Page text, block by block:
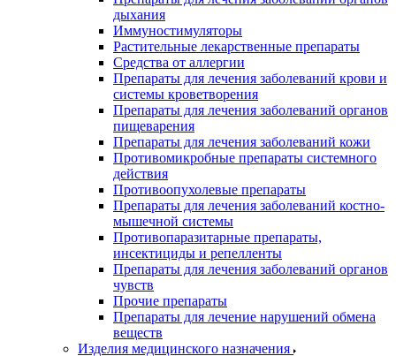
дыхания
Иммуностимуляторы
Растительные лекарственные препараты
Средства от аллергии
Препараты для лечения заболеваний крови и
системы кроветворения
Препараты для лечения заболеваний органов
пищеварения
Препараты для лечения заболеваний кожи
Противомикробные препараты системного
действия
Противоопухолевые препараты
Препараты для лечения заболеваний костно-
мышечной системы
Противопаразитарные препараты,
инсектициды и репелленты
Препараты для лечения заболеваний органов
чувств
Прочие препараты
Препараты для лечение нарушений обмена
веществ
Изделия медицинского назначения